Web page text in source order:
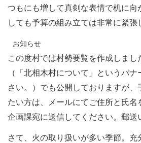
つもにも増して真剣な表情で机に向
しても予算の組み立ては非常に緊張
お知らせ
この度村では村勢要覧を作成しまし
（「北相木村について」というバ
さい。）でも公開しておりますが、
たい方は、メールにてご住所と氏名
企画課宛に送信してください。郵送
さて、火の取り扱いが多い季節。充